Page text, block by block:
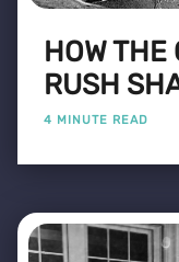
HOW THE
RUSH
4 MINUTE READ